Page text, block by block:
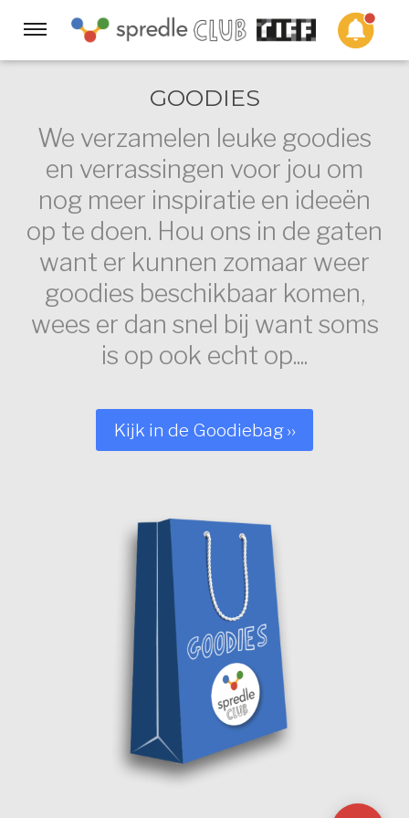
links
over
de
inhoud
Spring
naar
navigatie
PROGRAMMA ☰
ACADEMY
EVENTS
MAGAZINE
Navigatie
GOODIES
We verzamelen leuke goodies
en verrassingen voor jou om
nog meer inspiratie en ideeën
op te doen. Hou ons in de gaten
want er kunnen zomaar weer
goodies beschikbaar komen,
wees er dan snel bij want soms
is op ook echt op....
Kijk in de Goodiebag ››